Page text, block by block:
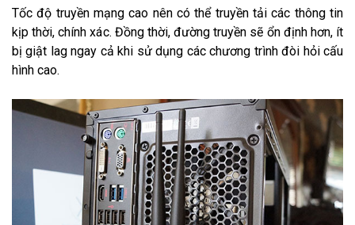
Tốc độ truyền mạng cao nên có thể truyền tải các thông tin
kịp thời, chính xác. Đồng thời, đường truyền sẽ ổn định hơn, ít
bị giật lag ngay cả khi sử dụng các chương trình đòi hỏi cấu
hình cao.